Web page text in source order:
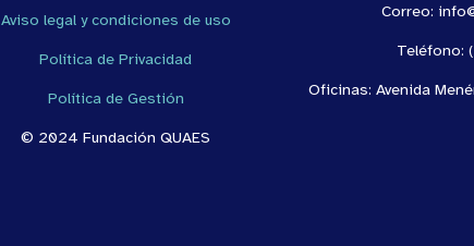
Aviso legal y condiciones de uso
Política de Privacidad
Política de Gestión
© 2024 Fundación QUAES
Correo:
Teléfono:
Oficinas: Avenida